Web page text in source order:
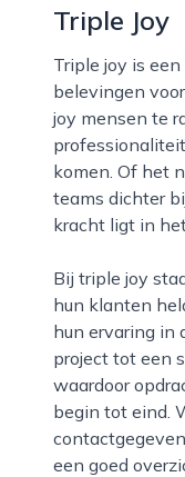
Triple Joy
Triple joy is een dynamisch bedrijf in amersfoort dat zich richt op het creëren van betekenisvolle
belevingen
joy mensen te
komen. Of het
teams dichter
kracht ligt in
Bij triple joy staat persoonlijke benadering centraal. Zij nemen de tijd om de wensen en doelen van
hun klanten
hun ervaring in
project tot een
waardoor
begin tot eind.
een goed